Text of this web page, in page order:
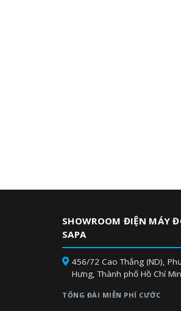
SHOWROOM ĐIỆN MÁY
SAPA
456/72 Cao Thắng (ND),
Hưng, Thành phố Hồ Chí
TỔNG ĐÀI MIỄN PHÍ CƯỚC